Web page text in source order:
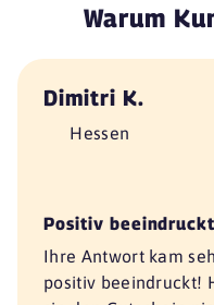
Warum
Dimitri K.
Hessen
Positiv
Ihre Antwort kam
positiv beeindruckt!